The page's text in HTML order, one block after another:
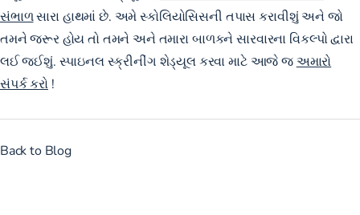
સંભાળસારા હાથમાં છે. અમે સ્કોલિયોસિસની તપાસ કરાવીશું અને જો
તમને જરૂર હોય તો તમને અને તમારા બાળકને સારવારના વિકલ્પો દ્વારા
લઈ જઈશું. સ્પાઇનલ સ્ક્રીનીંગ શેડ્યૂલ કરવા માટે આજે જઅમારો
સંપર્ક કરો!
Back to Blog